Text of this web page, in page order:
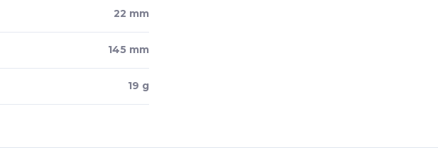
22 mm
145 mm
19 g